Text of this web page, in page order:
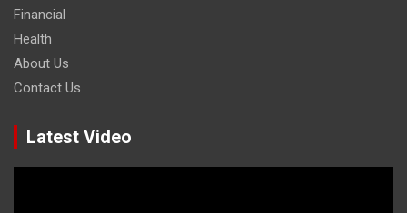
Financial
Health
About Us
Contact Us
Latest Video